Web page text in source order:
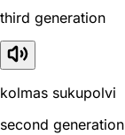
third generation
kolmas sukupolvi
second generation